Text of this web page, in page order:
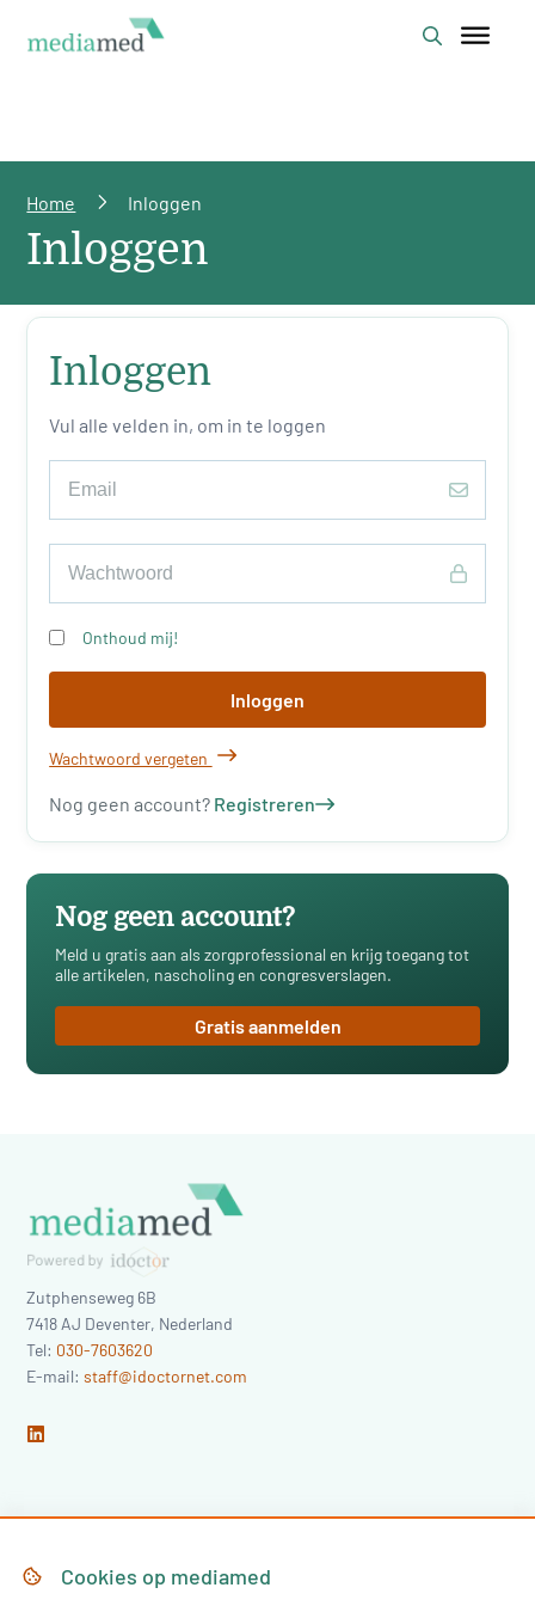
Home Inloggen
Inloggen
Inloggen
Vul alle velden in, om in te loggen
Onthoud mij!
Inloggen
Wachtwoord vergeten
Nog geen account? Registreren
Nog geen account?
Meld u gratis aan als zorgprofessional en krijg toegang tot
alle artikelen, nascholing en congresverslagen.
Gratis aanmelden
Zutphenseweg 6B
7418 AJ Deventer, Nederland
Tel: 030-7603620
E-mail:staff@idoctornet.com
HomeCookies op mediamed